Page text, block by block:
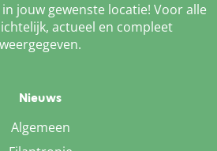
jouw gewenste locatie! Voor alle
actueel en compleet
weergegeven.
Nieuws
Algemeen